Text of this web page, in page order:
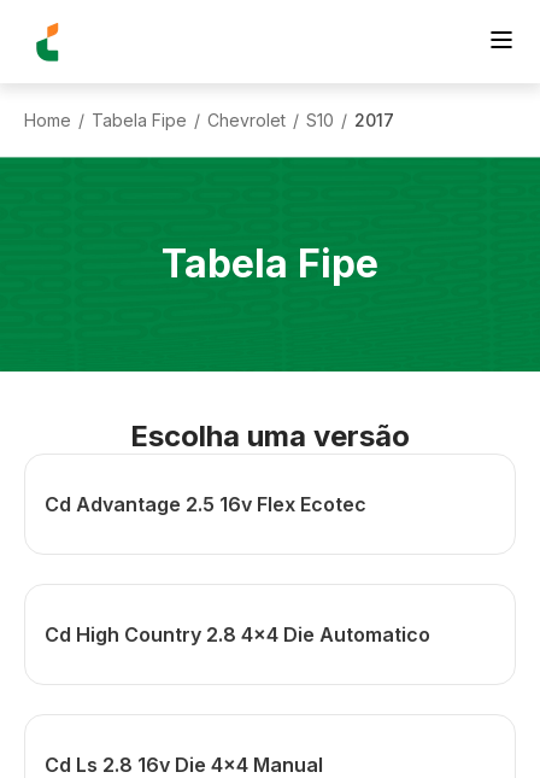
Home / Tabela Fipe / Chevrolet / S10 / 2017
Tabela Fipe
Escolha uma versão
Cd Advantage 2.5 16v Flex Ecotec
Cd High Country 2.8 4x4 Die Automatico
Cd Ls 2.8 16v Die 4x4 Manual